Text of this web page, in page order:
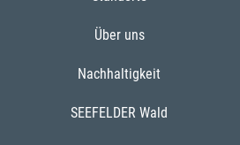
Über uns
Nachhaltigkeit
SEEFELDER Wald